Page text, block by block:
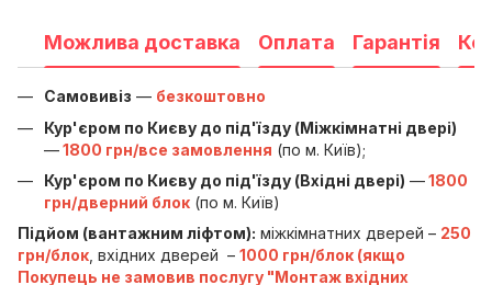
Можлива доставка Оплата Гарантія
Самовивіз — безкоштовно
Кур'єром по Києву до під'їзду (Міжкімнатні двері)
—1800 грн/все замовлення (по м. Київ);
Кур'єром по Києву до під'їзду (Вхідні двері) —1800
грн/дверний блок (по м. Київ)
Підйом (вантажним ліфтом): міжкімнатних дверей – 250
грн/блок , вхідних дверей – 1000 грн/блок (якщо
Покупець не замовив послугу "Монтаж вхідних